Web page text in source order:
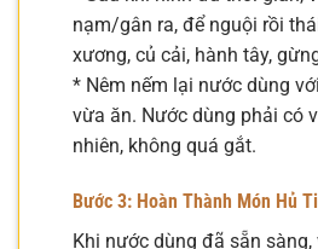
nạm/gân ra, để nguội rồi
xương, củ cải, hành tây,
* Nêm nếm lại nước dùng
vừa ăn. Nước dùng phải có
nhiên, không quá gắt.
Bước 3: Hoàn Thành Món Hủ
Khi nước dùng đã sẵn